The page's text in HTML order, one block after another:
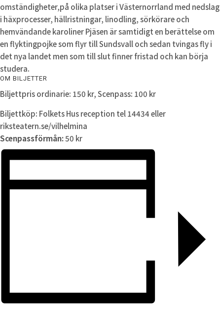
omständigheter,på olika platser i Västernorrland med nedslag
i häxprocesser, hällristningar, linodling, sörkörare och
hemvändande karoliner Pjäsen är samtidigt en berättelse om
en flyktingpojke som flyr till Sundsvall och sedan tvingas fly i
det nya landet men som till slut finner fristad och kan börja
studera.
OM BILJETTER
Biljettpris ordinarie: 150 kr, Scenpass: 100 kr
Biljettköp: Folkets Hus reception tel 14434 eller
riksteatern.se/vilhelmina
Scenpassförmån:50 kr